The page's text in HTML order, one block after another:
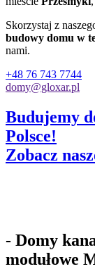
Skorzystaj z
budowy domu w
nami.
+48 76 743 7744
domy@gloxar.pl
Budujemy
Polsce!
Zobacz
- Domy
modułowe